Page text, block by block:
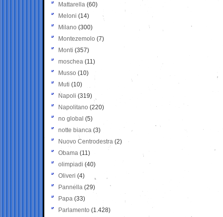
Mattarella (60)
Meloni (14)
Milano (300)
Montezemolo (7)
Monti (357)
moschea (11)
Musso (10)
Muti (10)
Napoli (319)
Napolitano (220)
no global (5)
notte bianca (3)
Nuovo Centrodestra (2)
Obama (11)
olimpiadi (40)
Oliveri (4)
Pannella (29)
Papa (33)
Parlamento (1.428)